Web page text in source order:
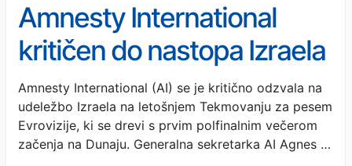
Amnesty International
kritičen do nastopa Izraela
na Evroviziji
Amnesty International (AI) se je kritično odzvala na
udeležbo Izraela na letošnjem Tekmovanju za pesem
Evrovizije, ki se drevi s prvim polfinalnim večerom
začenja na Dunaju. Generalna sekretarka AI Agnes …